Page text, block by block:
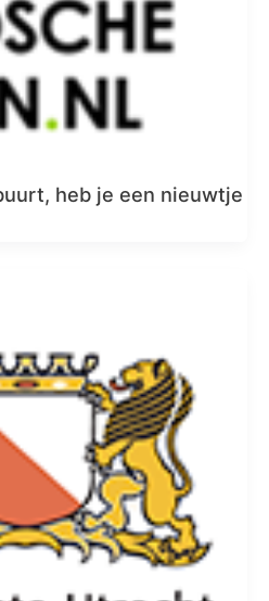
heb je een nieuwtje